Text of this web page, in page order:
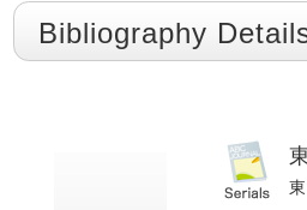
Bibliography